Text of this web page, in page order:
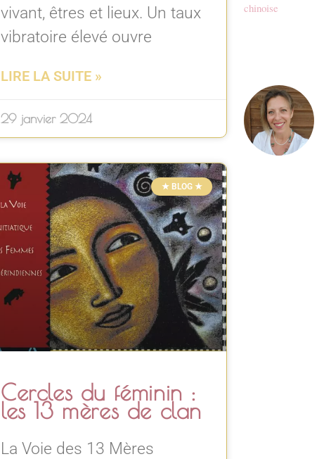
vivant, êtres et lieux. Un taux
vibratoire élevé ouvre
LIRE LA SUITE »
29 janvier 2024
★ BLOG ★
Cercles du féminin :
les 13 mères de clan
La Voie des 13 Mères
chinoise